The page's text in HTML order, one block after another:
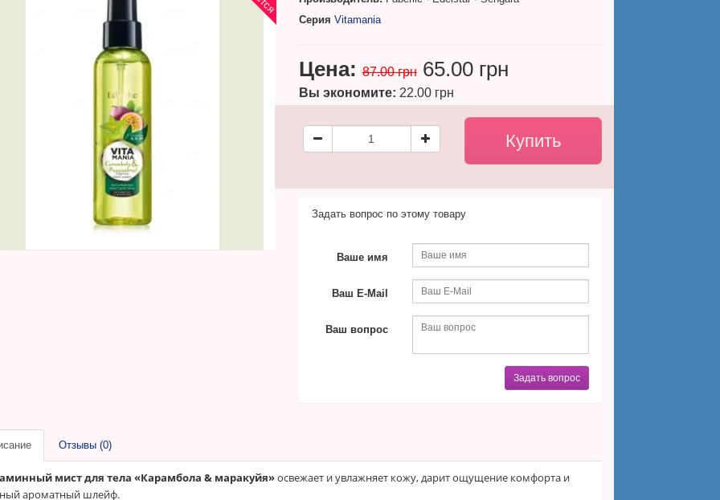
Серия Vitamania
Цена: 87.00 грн 65.00 грн
Вы экономите: 22.00 грн
Задать вопрос по этому товару
Ваше имя
Ваш E-Mail
Ваш вопрос
Задать вопрос
Отзывы (0)
мист для тела «Карамбола & маракуйя»освежает и увлажняет кожу, дарит ощущение комфорта и
ароматный шлейф.